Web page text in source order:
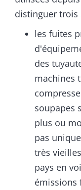
distinguer trois
les fuites
des
machines
soupapes
plus ou
pas
très
pays en
émissions